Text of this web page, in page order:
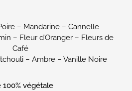
Poire – Mandarine – Cannelle
– Fleur d’Oranger – Fleurs de
– Ambre – Vanille Noire
100% végétale